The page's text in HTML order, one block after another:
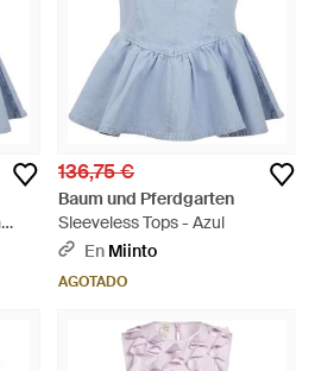
136,75 €
Baum und Pferdgarten
Sleeveless Tops - Azul
En Miinto
AGOTADO